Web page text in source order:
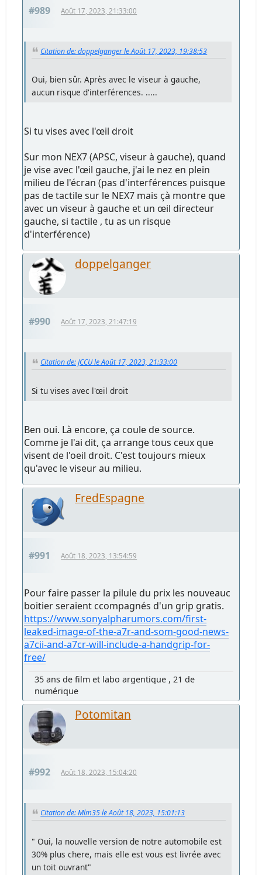
#989 Août 17, 2023, 21:33:00
Citation de: doppelganger le Août 17, 2023, 19:38:53
Oui, bien sûr. Après avec le viseur à gauche,
aucun risque d'interférences. .....
Si tu vises avec l'œil droit
Sur mon NEX7 (APSC, viseur à gauche), quand
je vise avec l'œil gauche, j'ai le nez en plein
milieu de l'écran (pas d'interférences puisque
pas de tactile sur le NEX7 mais çà montre que
avec un viseur à gauche et un œil directeur
gauche, si tactile , tu as un risque
d'interférence)
doppelganger
#990 Août 17, 2023, 21:47:19
Citation de: JCCU le Août 17, 2023, 21:33:00
Si tu vises avec l'œil droit
Ben oui. Là encore, ça coule de source.
Comme je l'ai dit, ça arrange tous ceux que
visent de l'oeil droit. C'est toujours mieux
qu'avec le viseur au milieu.
FredEspagne
#991 Août 18, 2023, 13:54:59
Pour faire passer la pilule du prix les nouveauc
boitier seraient ccompagnés d'un grip gratis.
https://www.sonyalpharumors.com/first-
leaked-image-of-the-a7r-and-som-good-news-
a7cii-and-a7cr-will-include-a-handgrip-for-
free/
35 ans de film et labo argentique , 21 de
numérique
Potomitan
#992 Août 18, 2023, 15:04:20
Citation de: Mlm35 le Août 18, 2023, 15:01:13
" Oui, la nouvelle version de notre automobile est
30% plus chere, mais elle est vous est livrée avec
un toit ouvrant"